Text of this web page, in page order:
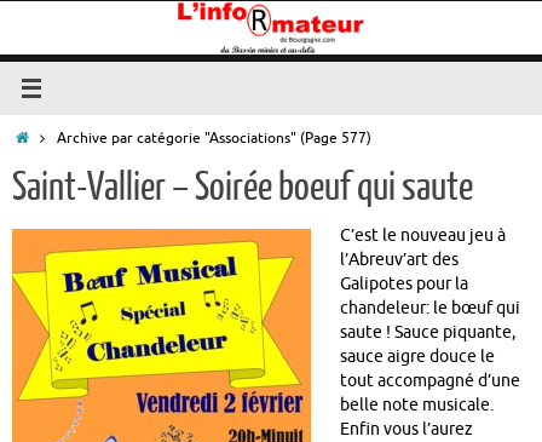
contenu
Accueil
Archive par catégorie "Associations"(Page 577)
Saint-Vallier – Soirée boeuf qui saute
C’est le nouveau jeu à
l’Abreuv’art des
Galipotes pour la
chandeleur: le bœuf qui
saute ! Sauce piquante,
sauce aigre douce le
tout accompagné d’une
belle note musicale.
Enfin vous l’aurez